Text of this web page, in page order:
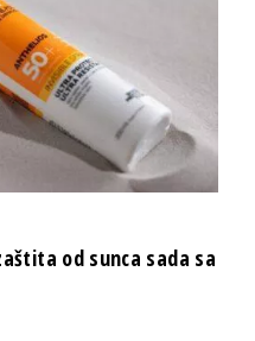
od sunca sada sa